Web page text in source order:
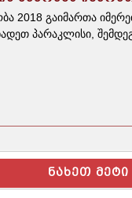
2018 გაიმართა
პარაკლისი,
ᲜᲐᲮᲔᲗ ᲛᲔᲢᲘ